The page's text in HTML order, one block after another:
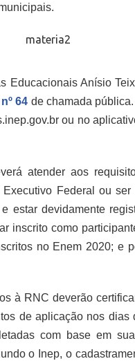
Educacionais Anísio
64 de chamada
ou no
atender aos
Federal ou
estar devidamente
inscrito como
no Enem 2020; e
à RNC deverão
de aplicação nos dias
com base em
o Inep, o